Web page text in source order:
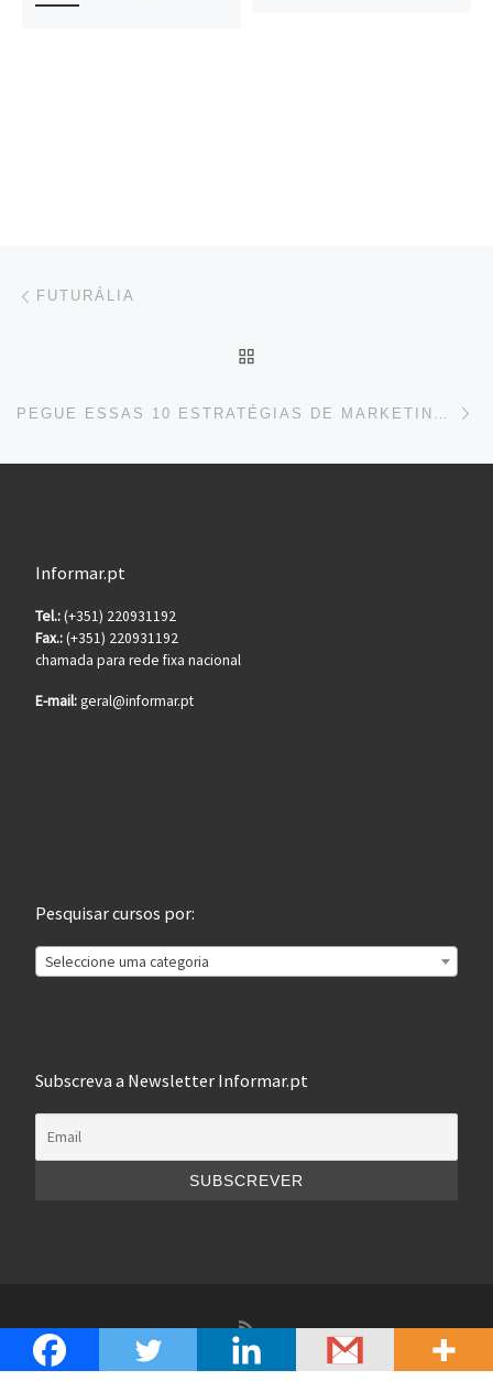
Post navigation
FUTURÁLIA
Informar.pt
Tel.:(+351) 220931192
Fax.:(+351) 220931192
chamada para rede fixa nacional
E-mail:geral@informar.pt
Pesquisar cursos por:
Seleccione uma categoria
Subscreva a Newsletter Informar.pt